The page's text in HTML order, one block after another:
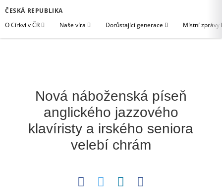
ČESKÁ REPUBLIKA
O Církvi v ČR
Naše víra Dorůstající generace Místní zprávy
Nová náboženská píseň
anglického jazzového
klavíristy a irského seniora
velebí chrám